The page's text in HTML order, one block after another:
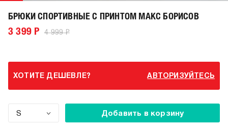
БРЮКИ СПОРТИВНЫЕ С ПРИНТОМ МАКС БОРИСОВ
3 399 Р 4 999 Р
ХОТИТЕ ДЕШЕВЛЕ? АВТОРИЗУЙТЕСЬ
S Добавить в корзину